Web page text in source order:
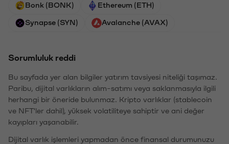
Bonk (BONK) Ethereum (ETH)
Synapse (SYN) Avalanche (AVAX)
Sorumluluk reddi
Bu sayfada yer alan bilgiler yatırım tavsiyesi niteliği taşımaz.
Paribu, dijital varlıkların alım-satımı veya saklanmasıyla ilgili
herhangi bir öneride bulunmaz. Kripto varlıklar (stablecoin
ve NFT'ler dahil), yüksek volatiliteye sahiptir ve ani değer
kayıpları yaşanabilir.
Dijital varlık işlemleri yapmadan önce finansal durumunuzu